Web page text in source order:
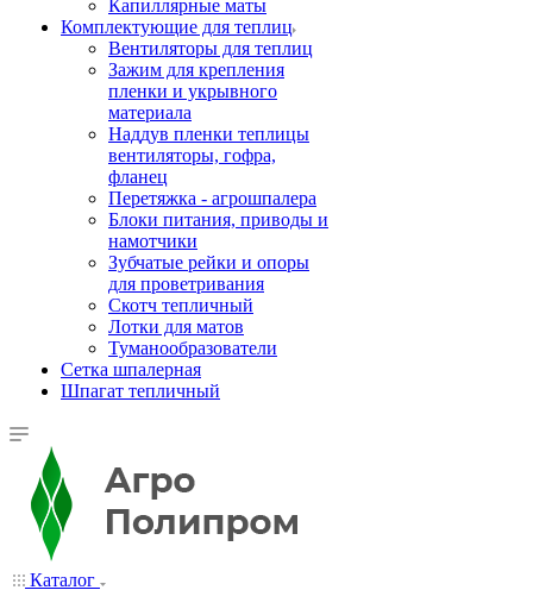
Капиллярные маты
Комплектующие для теплиц
Вентиляторы для теплиц
Зажим для крепления
пленки и укрывного
материала
Наддув пленки теплицы
вентиляторы, гофра,
фланец
Перетяжка - агрошпалера
Блоки питания, приводы и
намотчики
Зубчатые рейки и опоры
для проветривания
Скотч тепличный
Лотки для матов
Туманообразователи
Сетка шпалерная
Шпагат тепличный
Каталог